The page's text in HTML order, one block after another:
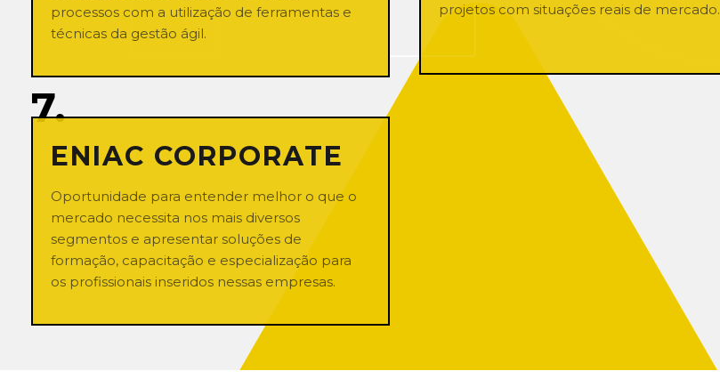
processos com a utilização de ferramentas e
técnicas da gestão ágil.
projetos com situações reais de mercado.
7.
ENIAC CORPORATE
Oportunidade para entender melhor o que o
mercado necessita nos mais diversos
segmentos e apresentar soluções de
formação, capacitação e especialização para
os profissionais inseridos nessas empresas.